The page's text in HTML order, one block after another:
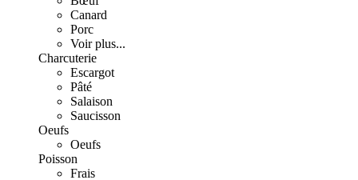
Canard
Porc
Voir plus...
Charcuterie
Escargot
Pâté
Salaison
Saucisson
Oeufs
Oeufs
Poisson
Frais